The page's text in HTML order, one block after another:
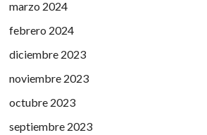
marzo 2024
febrero 2024
diciembre 2023
noviembre 2023
octubre 2023
septiembre 2023